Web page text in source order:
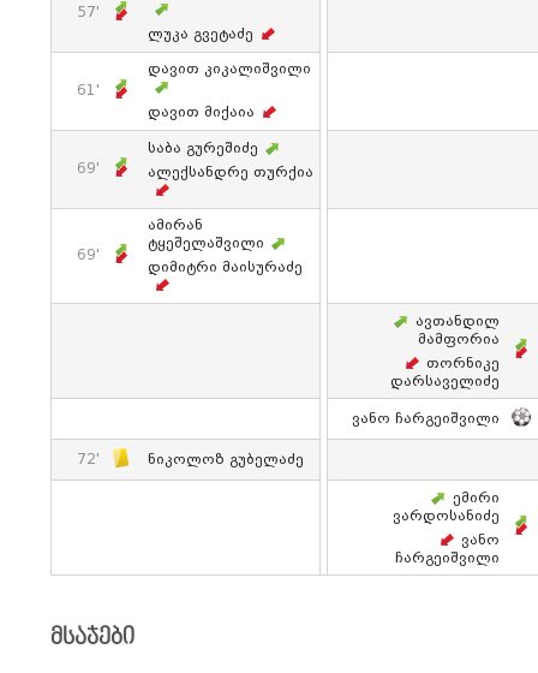
57'
Ლუკა Გვეტაძე
61'
Დავით Კიკალიშვილი
Დავით Მიქაია
69'
Საბა Გურეშიძე
Ალექსანდრე Თურქია
69'
Ამირან
Ტყეშელაშვილი
Დიმიტრი Მაისურაძე
Ავთანდილ
Მამფორია
Თორნიკე
Დარსაველიძე
Ვანო Ჩარგეიშვილი
72' Ნიკოლოზ Გუბელაძე
Ემირი
Ვარდოსანიძე
Ვანო
Ჩარგეიშვილი
მსაჯები